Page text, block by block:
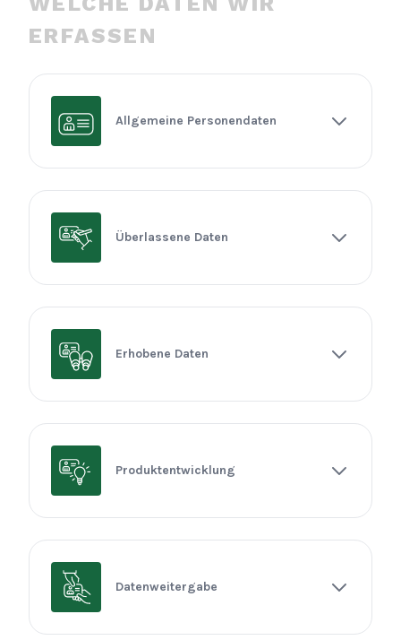
ERFASSEN
Allgemeine Personendaten
Überlassene Daten
Erhobene Daten
Produktentwicklung
Datenweitergabe